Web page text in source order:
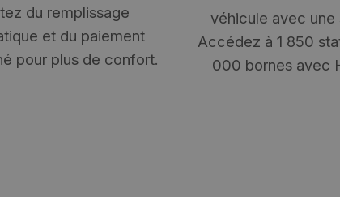
du remplissage
et du paiement
pour plus de confort.
véhicule avec une
Accédez à 1 850
000 bornes avec